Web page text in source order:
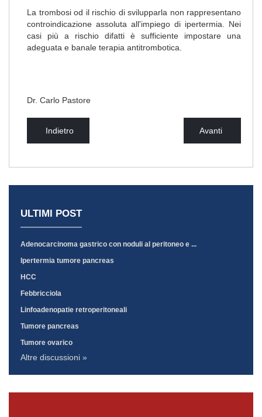
La trombosi od il rischio di svilupparla non rappresentano
controindicazione assoluta all'impiego di ipertermia. Nei
casi più a rischio difatti è sufficiente impostare una
adeguata e banale terapia antitrombotica.
Dr. Carlo Pastore
Indietro Avanti
ULTIMI POST
Adenocarcinoma gastrico con noduli al peritoneo e ...
Ipertermia tumore pancreas
HCC
Febbricciola
Linfoadenopatie retroperitoneali
Tumore pancreas
Tumore ovarico
Altre discussioni »